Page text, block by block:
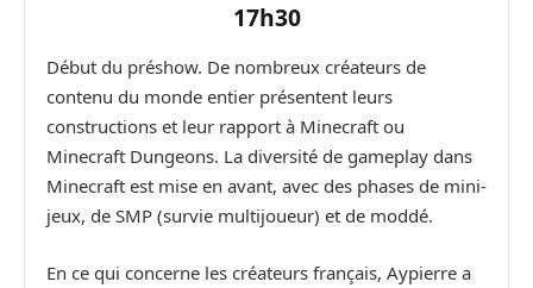
17h30
Début du préshow. De nombreux créateurs de
contenu du monde entier présentent leurs
constructions et leur rapport à Minecraft ou
Minecraft Dungeons. La diversité de gameplay dans
Minecraft est mise en avant, avec des phases de mini-
jeux, de SMP (survie multijoueur) et de moddé.
En ce qui concerne les créateurs français, Aypierre a